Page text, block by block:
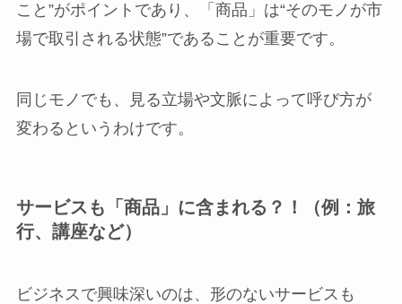
こと”がポイントであり、「商品」は“そのモノが市
場で取引される状態”であることが重要です。
同じモノでも、見る立場や文脈によって呼び方が
変わるというわけです。
サービスも「商品」に含まれる？！（例：旅
行、講座など）
ビジネスで興味深いのは、形のないサービスも